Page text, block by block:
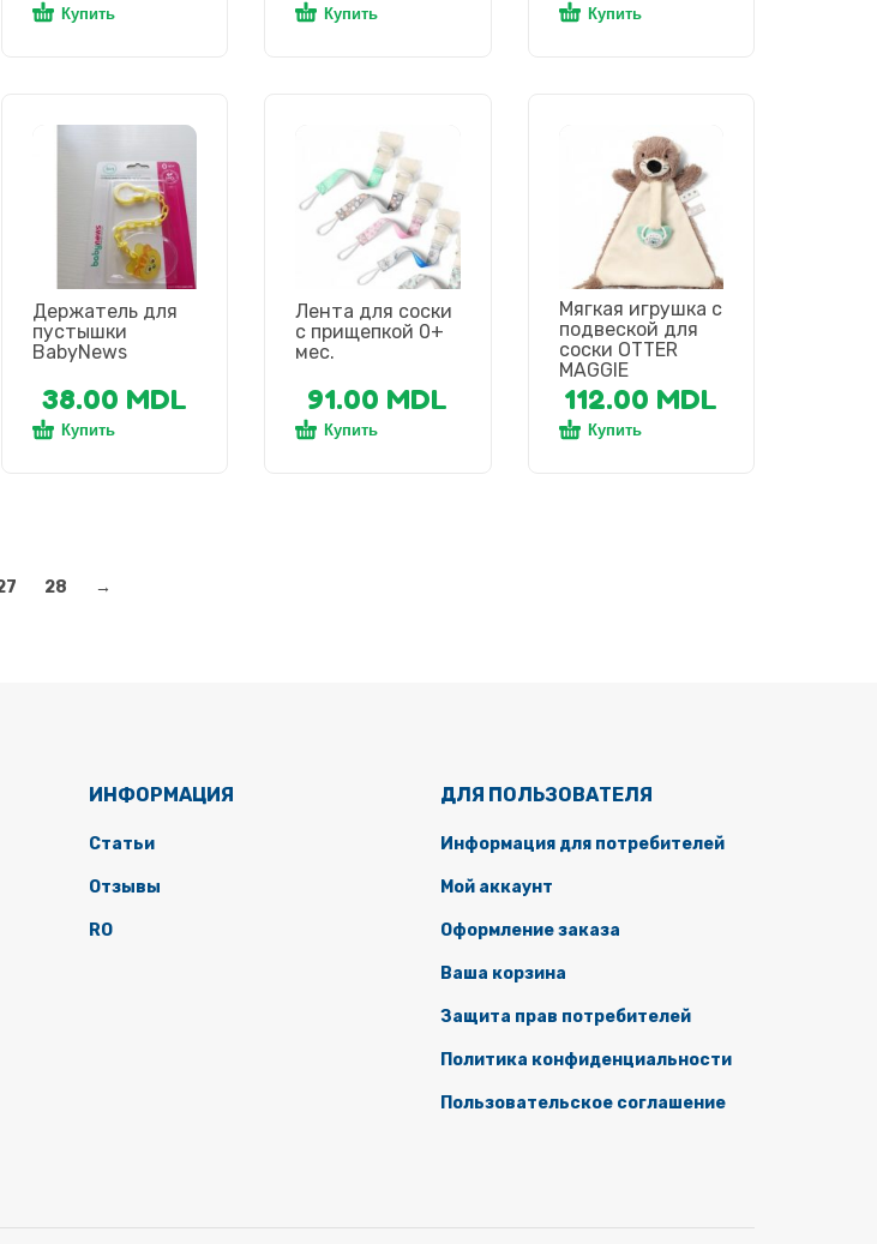
Купить Купить Купить
Держатель для
пустышки
BabyNews
38.00 MDL
Купить
Лента для соски
с прищепкой 0+
мес.
91.00 MDL
Купить
Мягкая игрушка с
подвеской для
соски OTTER
MAGGIE
112.00 MDL
Купить
28 →
ИНФОРМАЦИЯ
Статьи
Отзывы
RO
ДЛЯ ПОЛЬЗОВАТЕЛЯ
Информация для потребителей
Мой аккаунт
Оформление заказа
Ваша корзина
Защита прав потребителей
Политика конфиденциальности
Пользовательское соглашение